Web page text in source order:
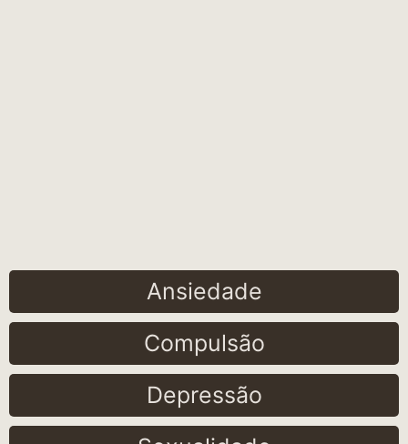
Ansiedade
Compulsão
Depressão